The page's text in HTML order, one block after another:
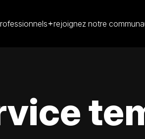
rejoignez notre